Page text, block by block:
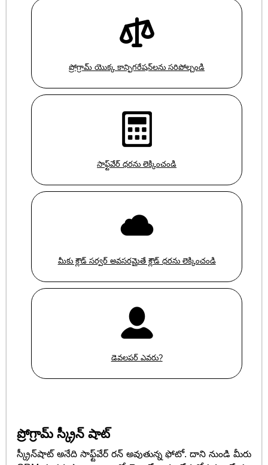
ప్రోగ్రామ్ యొక్క కాన్ఫిగరేషన్‌లను సరిపోల్చండి
సాఫ్ట్‌వేర్ ధరను లెక్కించండి
మీకు క్లౌడ్ సర్వర్ అవసరమైతే క్లౌడ్ ధరను లెక్కించండి
డెవలపర్ ఎవరు?
ప్రోగ్రామ్ స్క్రీన్ షాట్
స్క్రీన్‌షాట్ అనేది సాఫ్ట్‌వేర్ రన్ అవుతున్న ఫోటో. దాని నుండి మీరు